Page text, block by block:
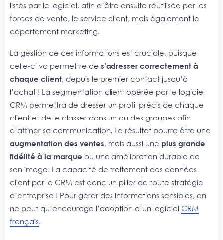
listés par le logiciel, afin d’être ensuite réutilisée par les
forces de vente, le service client, mais également le
département marketing.
La gestion de ces informations est cruciale, puisque
celle-ci va permettre de s’adresser correctement à
chaque client, depuis le premier contact jusqu’à
l’achat ! La segmentation client opérée par le logiciel
CRM permettra de dresser un profil précis de chaque
client et de le classer dans un ou des groupes afin
d’affiner sa communication. Le résultat pourra être une
augmentation des ventes, mais aussi une plus grande
fidélité à la marque ou une amélioration durable de
son image. La capacité de traitement des données
client par le CRM est donc un pilier de toute stratégie
d’entreprise ! Pour gérer des informations sensibles, on
ne peut qu’encourage l’adoption d’un logiciel CRM
français.